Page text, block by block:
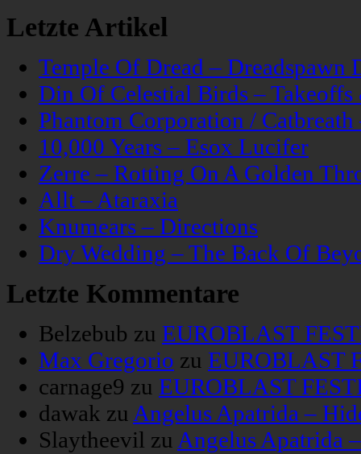
Letzte Artikel
Temple Of Dread – Dreadspawn
Din Of Celestial Birds –
Phantom Corporation /
10,000 Years – Esox Lucifer
Zerre – Rotting On A Golden
Allt – Ataraxia
Knumears – Directions
Dry Wedding – The Back Of
Letzte Kommentare
Belzebub zu EUROBLAST
Max Gregorio zu EUROBLAST
carnage9 zu EUROBLAST
dawak zu Angelus Apatrida –
Slaytheevil zu Angelus Apatrida